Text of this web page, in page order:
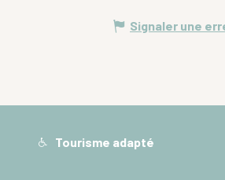
Signaler une
Tourisme adapté